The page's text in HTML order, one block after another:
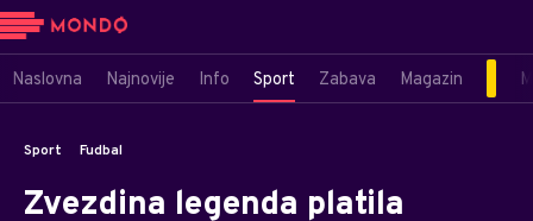
Naslovna Najnovije Info Sport Zabava Magazin
Sport Fudbal
Zvezdina legenda platila